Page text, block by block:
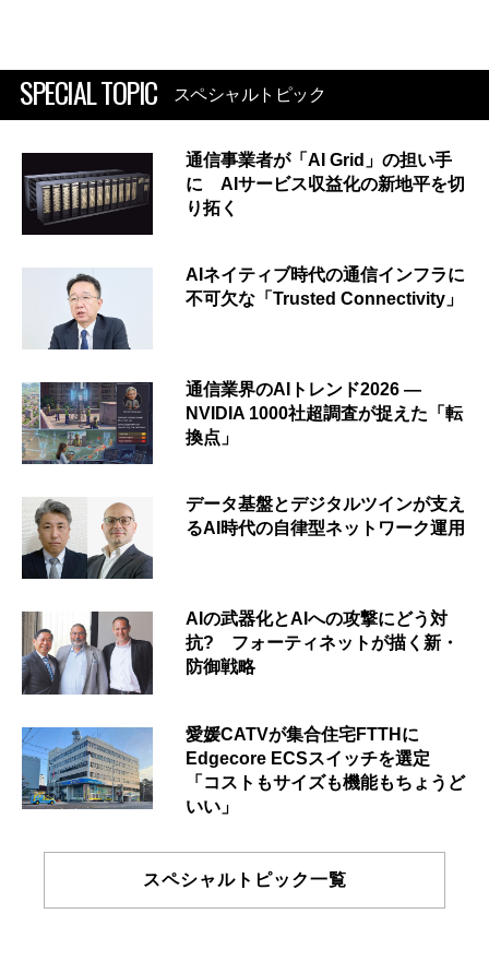
SPECIAL TOPIC スペシャルトピック
通信事業者が「AI Grid」の担い手
に AIサービス収益化の新地平を切
り拓く
AIネイティブ時代の通信インフラに
不可欠な「Trusted Connectivity」
通信業界のAIトレンド2026 ―
NVIDIA 1000社超調査が捉えた「転
換点」
データ基盤とデジタルツインが支え
るAI時代の自律型ネットワーク運用
AIの武器化とAIへの攻撃にどう対
抗? フォーティネットが描く新・
防御戦略
愛媛CATVが集合住宅FTTHに
Edgecore ECSスイッチを選定
「コストもサイズも機能もちょうど
いい」
スペシャルトピック一覧